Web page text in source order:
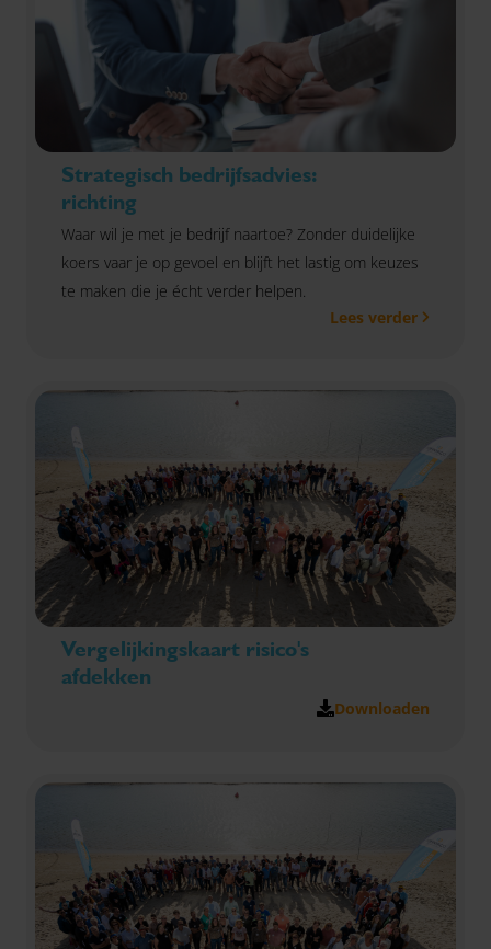
Strategisch bedrijfsadvies:
richting
Waar wil je met je bedrijf naartoe? Zonder duidelijke
koers vaar je op gevoel en blijft het lastig om keuzes
te maken die je écht verder helpen.
Lees verder
Vergelijkingskaart risico's
afdekken
Downloaden